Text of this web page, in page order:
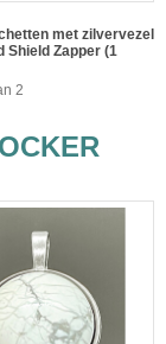
met zilvervezel
Shield Zapper (1
2